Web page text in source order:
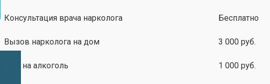
Консультация врача нарколога Бесплатно
Вызов нарколога на дом 3 000 руб.
Тест на алкоголь 1 000 руб.